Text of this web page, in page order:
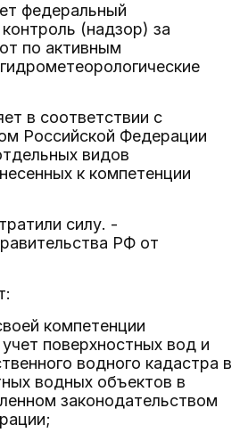
федеральный
(надзор) за
по активным
в соответствии с
Российской Федерации
видов
к компетенции
силу. -
РФ от
компетенции
поверхностных вод и
водного кадастра в
водных объектов в
законодательством